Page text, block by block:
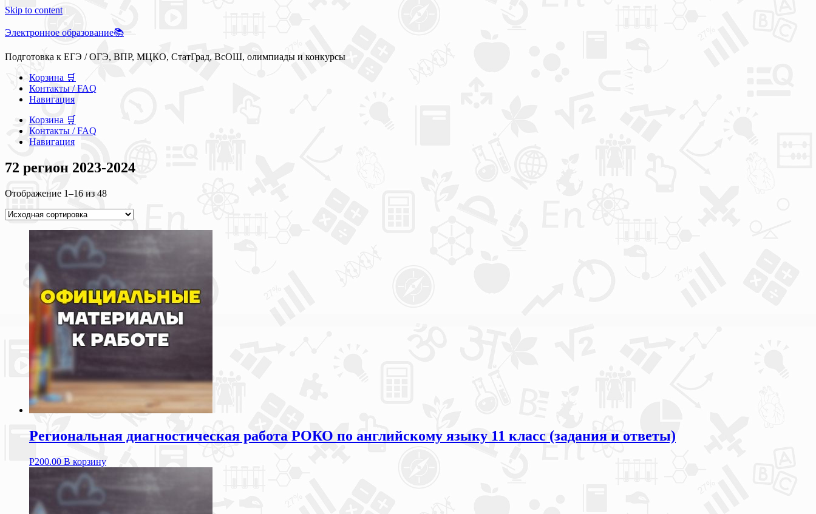
Skip to content
Электронное образование📚
Подготовка к ЕГЭ / ОГЭ, ВПР, МЦКО, СтатГрад, ВсОШ, олимпиады и конкурсы
Корзина 🛒
Контакты / FAQ
Навигация
Корзина 🛒
Контакты / FAQ
Навигация
72 регион 2023-2024
Отображение 1–16 из 48
Региональная диагностическая работа РОКО по английскому языку 11 класс (задания и ответы)
Р200.00 В корзину